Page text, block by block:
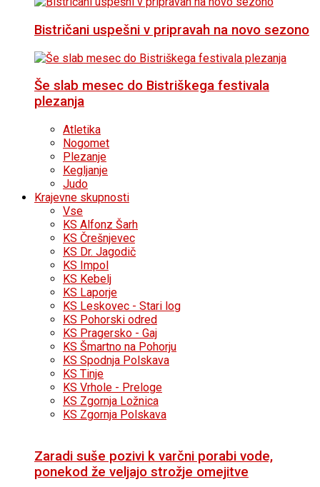
Bistričani uspešni v pripravah na novo sezono
Še slab mesec do Bistriškega festivala
plezanja
Atletika
Nogomet
Plezanje
Kegljanje
Judo
Krajevne skupnosti
Vse
KS Alfonz Šarh
KS Črešnjevec
KS Dr. Jagodič
KS Impol
KS Kebelj
KS Laporje
KS Leskovec - Stari log
KS Pohorski odred
KS Pragersko - Gaj
KS Šmartno na Pohorju
KS Spodnja Polskava
KS Tinje
KS Vrhole - Preloge
KS Zgornja Ložnica
KS Zgornja Polskava
Zaradi suše pozivi k varčni porabi vode,
ponekod že veljajo strožje omejitve